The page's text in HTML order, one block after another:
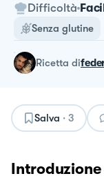
Difficoltà
Senza glutine
ricetta di
Salva · 3
Introduzione